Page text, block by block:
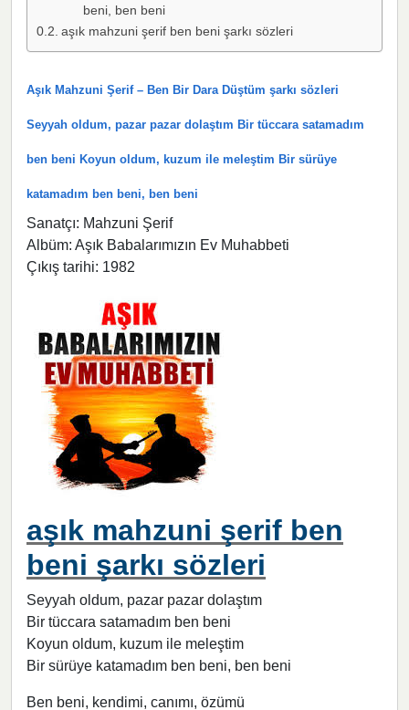
beni, ben beni
aşık mahzuni şerif ben beni şarkı sözleri
Aşık Mahzuni Şerif – Ben Bir Dara Düştüm şarkı sözleri
Seyyah oldum, pazar pazar dolaştım Bir tüccara satamadım
ben beni Koyun oldum, kuzum ile meleştim Bir sürüye
katamadım ben beni, ben beni
Sanatçı: Mahzuni Şerif
Albüm: Aşık Babalarımızın Ev Muhabbeti
Çıkış tarihi: 1982
aşık mahzuni şerif ben
beni şarkı sözleri
Seyyah oldum, pazar pazar dolaştım
Bir tüccara satamadım ben beni
Koyun oldum, kuzum ile meleştim
Bir sürüye katamadım ben beni, ben beni
Ben beni, kendimi, canımı, özümü